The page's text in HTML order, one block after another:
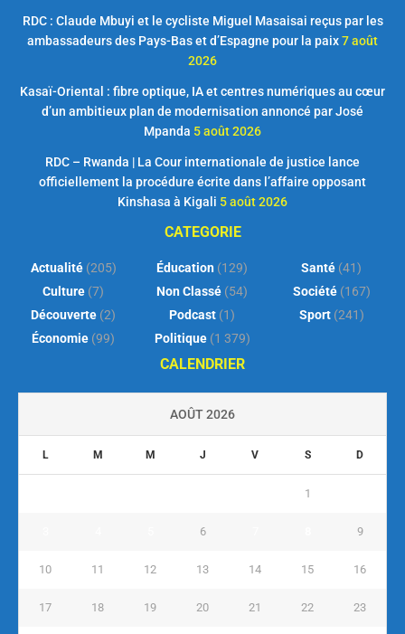
RDC : Claude Mbuyi et le cycliste Miguel Masaisai reçus par les
ambassadeurs des Pays-Bas et d’Espagne pour la paix7 août
2026
Kasaï-Oriental : fibre optique, IA et centres numériques au cœur
d’un ambitieux plan de modernisation annoncé par José
Mpanda 5 août 2026
RDC – Rwanda | La Cour internationale de justice lance
officiellement la procédure écrite dans l’affaire opposant
Kinshasa à Kigali 5 août 2026
CATEGORIE
Actualité(205)
Culture (7)
Découverte (2)
Économie (99)
Éducation (129)
Non Classé (54)
Podcast (1)
Politique(1 379)
Santé (41)
Société(167)
Sport(241)
CALENDRIER
AOÛT 2026
L M M J V S D
1
6 9
10 11 12 13 14 15 16
17 18 19 20 21 22 23